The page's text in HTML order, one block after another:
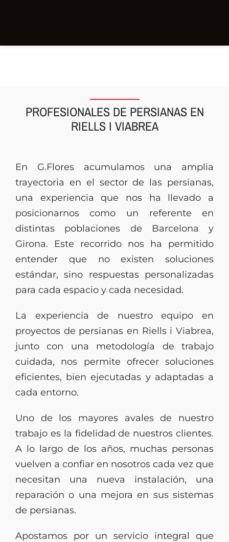
PROFESIONALES DE PERSIANAS EN
RIELLS I VIABREA
En G.Flores acumulamos una amplia
trayectoria en el sector de las persianas,
una experiencia que nos ha llevado a
posicionarnos como un referente en
distintas poblaciones de Barcelona y
Girona. Este recorrido nos ha permitido
entender que no existen soluciones
estándar, sino respuestas personalizadas
para cada espacio y cada necesidad.
La experiencia de nuestro equipo en
proyectos de persianas en Riells i Viabrea,
junto con una metodología de trabajo
cuidada, nos permite ofrecer soluciones
eficientes, bien ejecutadas y adaptadas a
cada entorno.
Uno de los mayores avales de nuestro
trabajo es la fidelidad de nuestros clientes.
A lo largo de los años, muchas personas
vuelven a confiar en nosotros cada vez que
necesitan una nueva instalación, una
reparación o una mejora en sus sistemas
de persianas.
Apostamos por un servicio integral que